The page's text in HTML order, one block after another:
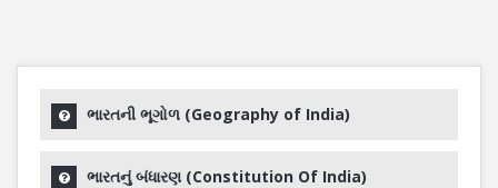
ભારતની ભૂગોળ (Geography of India)
ભારતનું બંધારણ (Constitution Of India)